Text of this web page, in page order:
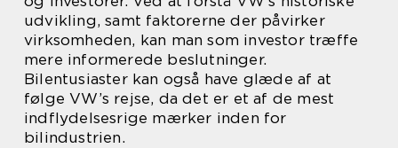
udvikling, samt faktorerne der påvirker
virksomheden, kan man som investor træffe
mere informerede beslutninger.
Bilentusiaster kan også have glæde af at
følge VW’s rejse, da det er et af de mest
indflydelsesrige mærker inden for
bilindustrien.